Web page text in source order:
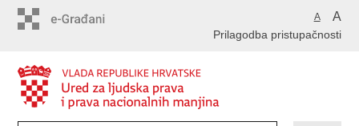
A A
Prilagodba pristupačnosti